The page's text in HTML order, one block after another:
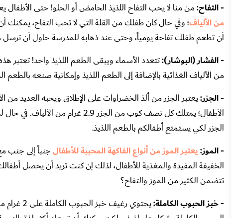
- التفاح:من منا لا يحب التفاح اللذيذ الحامض أو الحلو! حتى الأطفال
من الألياف؛ وفي حال كان طفلك من القلة التي لا تحب التفاح، يمكنك
أن تطعم طفلك تفاحة يومياً، وحتى عند ذهابه للمدرسة حاول أن ترسل
- الفشار (البوشار):تتعدد الأسماء ويبقى الطعم اللذيذ واحد! تعتبر
من الألياف الغذائية بالإضافة إلى الطعم اللذيذ وإمكانية صنعه بالطعم
- الجزر:يعتبر الجزر من ألذ الخضراوات على الإطلاق ويحبه العديد من
الأطفال؛ يمتلك كل نصف كوب من
الجزر لكي يستمتع أطفالكم بالطعم اللذيذ.
- الموز:يعتبر الموز من أنواع الفاكهة المحببة للأطفال
الخفيفة المفيدة والمغذية للأطفال، لذلك إن كنت تريد أن يحصل
تتضمن الكثير من الموز والتفاح؟
- خبز الحبوب الكاملة:
يحتوي